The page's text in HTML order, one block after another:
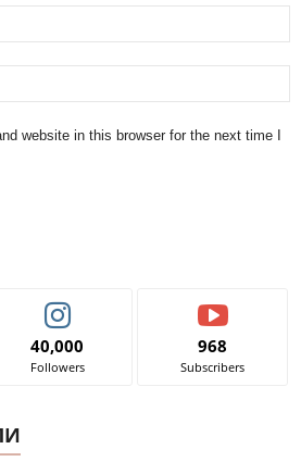
website in this browser for the next time I
40,000
Followers
968
Subscribers